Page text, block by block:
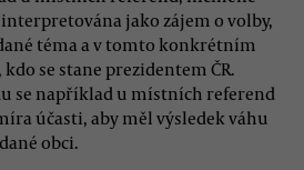
jako zájem o volby,
téma a v tomto konkrétním
se stane prezidentem ČR.
se například u místních referend
účasti, aby měl výsledek váhu
obci.